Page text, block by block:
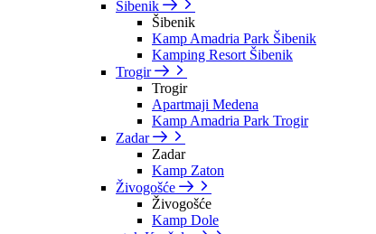
Šibenik
Šibenik
Kamp Amadria Park Šibenik
Kamping Resort Šibenik
Trogir
Trogir
Apartmaji Medena
Kamp Amadria Park Trogir
Zadar
Zadar
Kamp Zaton
Živogošće
Živogošće
Kamp Dole